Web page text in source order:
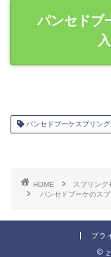
パンセドブ
パンセドブーケスプリン
HOME
スプリング
パンセドブーケのス
プラ